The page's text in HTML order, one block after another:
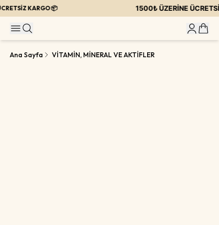
KARGO 📦 1500₺ ÜZERİNE
Ana Sayfa VİTAMİN, MİNERAL VE AKTİFLER